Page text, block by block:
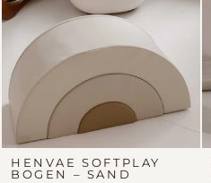
HENVAE SOFTPLAY
BOGEN – SAND